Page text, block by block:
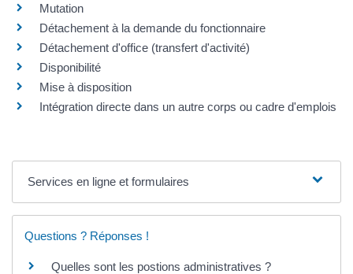
Mutation
Détachement à la demande du fonctionnaire
Détachement d'office (transfert d'activité)
Disponibilité
Mise à disposition
Intégration directe dans un autre corps ou cadre d'emplois
Services en ligne et formulaires
Questions ? Réponses !
Quelles sont les postions administratives ?